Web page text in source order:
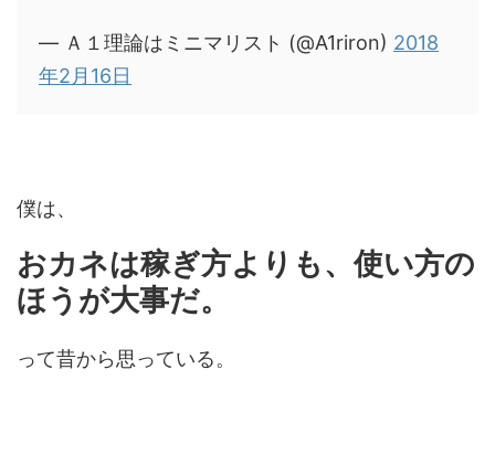
— Ａ１理論はミニマリスト (@A1riron) 2018
年2月16日
僕は、
おカネは稼ぎ方よりも、使い方の
ほうが大事だ。
って昔から思っている。